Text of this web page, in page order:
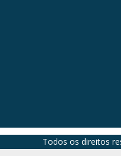
Todos os direitos